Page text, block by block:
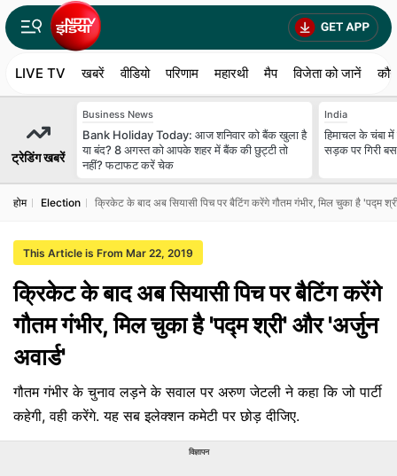
LIVE TV खबरें वीडियो परिणाम महारथी मैप विजेता को जानें
ट्रेडिंग खबरें
Business News
Bank Holiday Today: आज शनिवार को बैंक खुला है
या बंद? 8 अगस्त को आपके शहर में बैंक की छुट्टी तो
नहीं? फटाफट करें चेक
India
हिमाचल के चंबा में
सड़क पर गिरी
होम Election क्रिकेट के बाद अब सियासी पिच पर बैटिंग करेंगे गौतम गंभीर, मिल चुका है 'पद्म
This Article is From Mar 22, 2019
क्रिकेट के बाद अब सियासी पिच पर बैटिंग करेंगे
गौतम गंभीर, मिल चुका है 'पद्म श्री' और 'अर्जुन
अवार्ड'
गौतम गंभीर के चुनाव लड़ने के सवाल पर अरुण जेटली ने कहा कि जो पार्टी
कहेगी, वही करेंगे. यह सब इलेक्शन कमेटी पर छोड़ दीजिए.
विज्ञापन